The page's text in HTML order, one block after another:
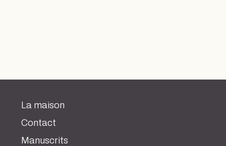
La maison
Contact
Manuscrits